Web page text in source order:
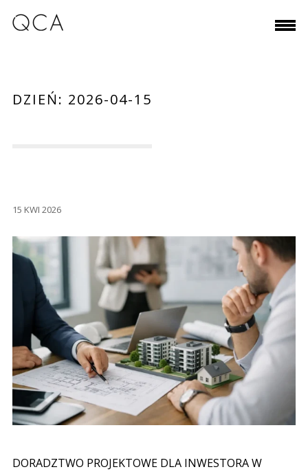
DZIEŃ: 2026-04-15
15 KWI 2026
DORADZTWO PROJEKTOWE DLA INWESTORA W